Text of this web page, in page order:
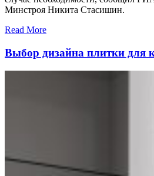
Минстроя Никита Стасишин.
Read More
Выбор дизайна плитки для